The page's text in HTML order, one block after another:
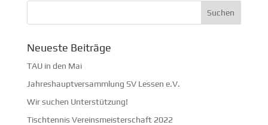
Neueste Beiträge
TAU in den Mai
Jahreshauptversammlung SV Lessen e.V.
Wir suchen Unterstützung!
Tischtennis Vereinsmeisterschaft 2022